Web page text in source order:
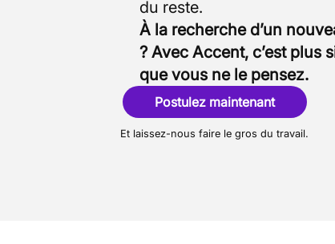
À la recherche d’un
? Avec Accent, c’est plus
que vous ne le pensez.
Postulez maintenant
Et laissez-nous faire le gros du travail.